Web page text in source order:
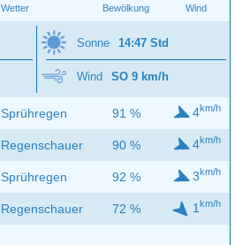
Wetter Bewölkung Wind
Sonne 14:47 Std
Wind SO 9 km/h
Sprühregen 91 % 4km/h
Regenschauer 90 % 4km/h
Sprühregen 92 % 3km/h
Regenschauer 72 % 1 km/h